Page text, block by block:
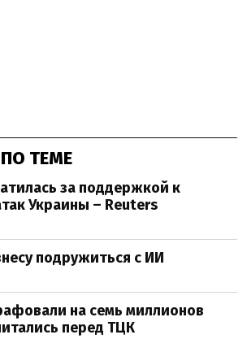
ТЕМЕ
за поддержкой к
Украины – Reuters
подружиться с ИИ
на семь миллионов
перед ТЦК